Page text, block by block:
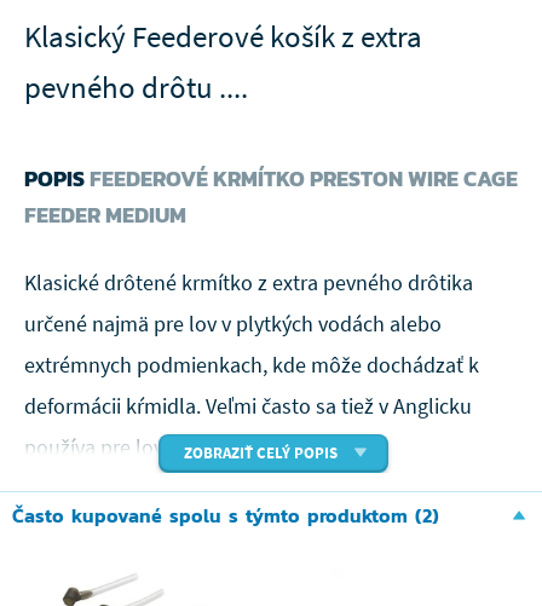
Klasický Feederové košík z extra
pevného drôtu ....
POPISFEEDEROVÉ KRMÍTKO PRESTON WIRE CAGE
FEEDER MEDIUM
Klasické drôtené krmítko z extra pevného drôtika
určené najmä pre lov v plytkých vodách alebo
extrémnych podmienkach, kde môže dochádzať k
deformácii kŕmidla. Veľmi často sa tiež v Anglicku
používa pre lov v blízkosti ostrovov.
Skvelou vychytávkou je uchytenie kŕmidla na
ľahko vymeniť alebo zložiť pri ukončení lovu.
ZOBRAZIŤ CELÝ POPIS
Často kupované spolu s týmto produktom (2)